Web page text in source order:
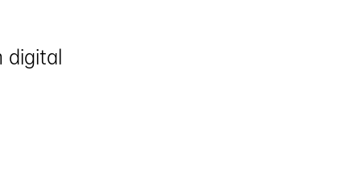
digital